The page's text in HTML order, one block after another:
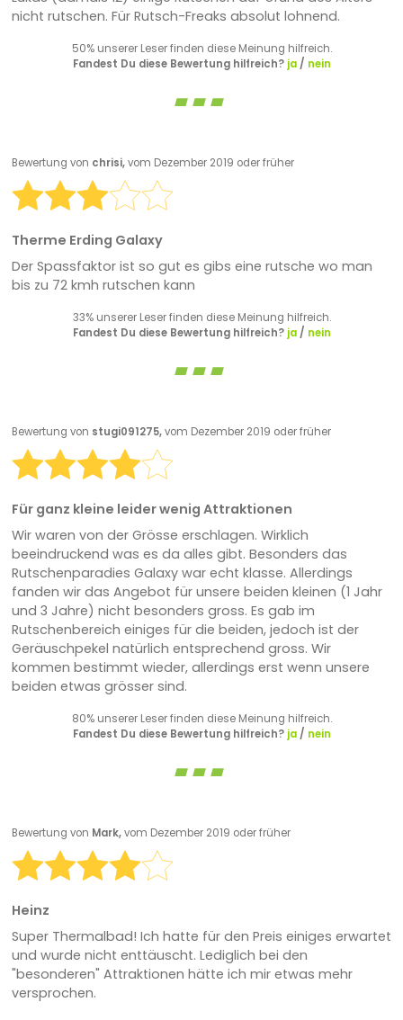
nicht rutschen. Für Rutsch-Freaks absolut lohnend.
50% unserer Leser finden diese Meinung hilfreich.
Fandest Du diese Bewertung hilfreich? ja/ nein
Bewertung von chrisi,vom Dezember 2019 oder früher
Therme Erding Galaxy
Der Spassfaktor ist so gut es gibs eine rutsche wo man
bis zu 72 kmh rutschen kann
33% unserer Leser finden diese Meinung hilfreich.
Fandest Du diese Bewertung hilfreich? ja/ nein
Bewertung von stugi091275,vom Dezember 2019 oder früher
Für ganz kleine leider wenig Attraktionen
Wir waren von der Grösse erschlagen. Wirklich
beeindruckend was es da alles gibt. Besonders das
Rutschenparadies Galaxy war echt klasse. Allerdings
fanden wir das Angebot für unsere beiden kleinen (1 Jahr
und 3 Jahre) nicht besonders gross. Es gab im
Rutschenbereich einiges für die beiden, jedoch ist der
Geräuschpekel natürlich entsprechend gross. Wir
kommen bestimmt wieder, allerdings erst wenn unsere
beiden etwas grösser sind.
80% unserer Leser finden diese Meinung hilfreich.
Fandest Du diese Bewertung hilfreich? ja/ nein
Bewertung von Mark,vom Dezember 2019 oder früher
Heinz
Super Thermalbad! Ich hatte für den Preis einiges erwartet
und wurde nicht enttäuscht. Lediglich bei den
"besonderen" Attraktionen hätte ich mir etwas mehr
versprochen.